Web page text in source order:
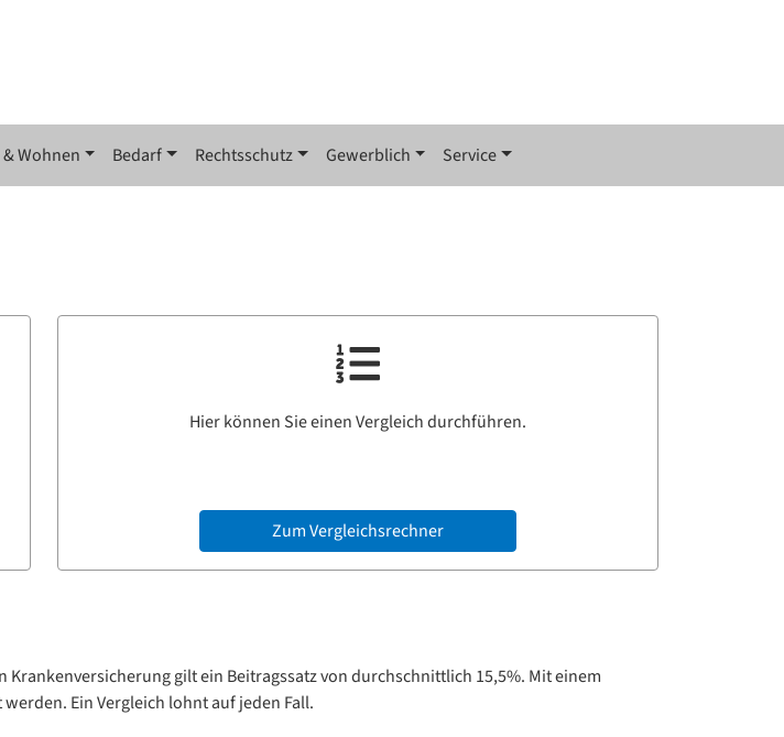
& Wohnen Bedarf Rechtsschutz Gewerblich Service
Hier können Sie einen Vergleich durchführen.
Zum Vergleichsrechner
gilt ein Beitragssatz von durchschnittlich 15,5%. Mit einem
Ein Vergleich lohnt auf jeden Fall.